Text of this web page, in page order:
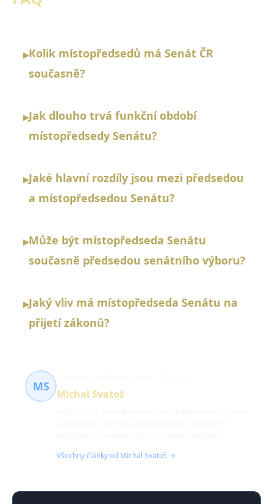
▸Kolik místopředsedů má Senát ČR
současně?
▸Jak dlouho trvá funkční období
místopředsedy Senátu?
▸Jaké hlavní rozdíly jsou mezi předsedou
a místopředsedou Senátu?
▸Může být místopředseda Senátu
současně předsedou senátního výboru?
▸Jaký vliv má místopředseda Senátu na
přijetí zákonů?
MS
Michal Svatoš
Všechny články od Michal Svatoš →